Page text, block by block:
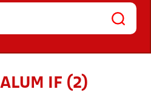
HOLD
IF (2)